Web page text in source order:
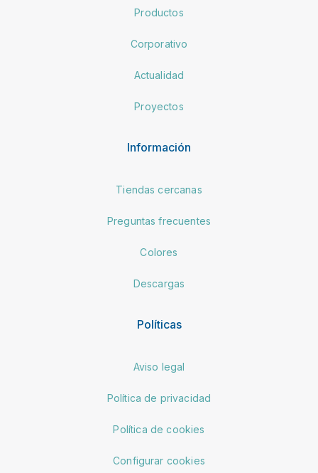
Productos
Corporativo
Actualidad
Proyectos
Información
Tiendas cercanas
Preguntas frecuentes
Colores
Descargas
Políticas
Aviso legal
Política de privacidad
Política de cookies
Configurar cookies